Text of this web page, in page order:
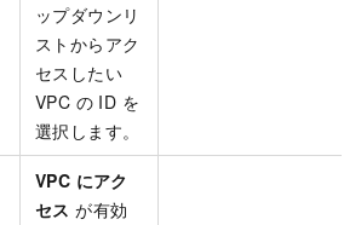
ップダウンリ
ストからアク
セスしたい
VPC の ID を
選択します。
VPC にアク
セス が有効